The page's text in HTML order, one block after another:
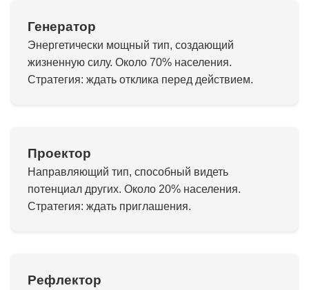
Генератор
Энергетически мощный тип, создающий
жизненную силу. Около 70% населения.
Стратегия: ждать отклика перед действием.
Проектор
Направляющий тип, способный видеть
потенциал других. Около 20% населения.
Стратегия: ждать приглашения.
Рефлектор